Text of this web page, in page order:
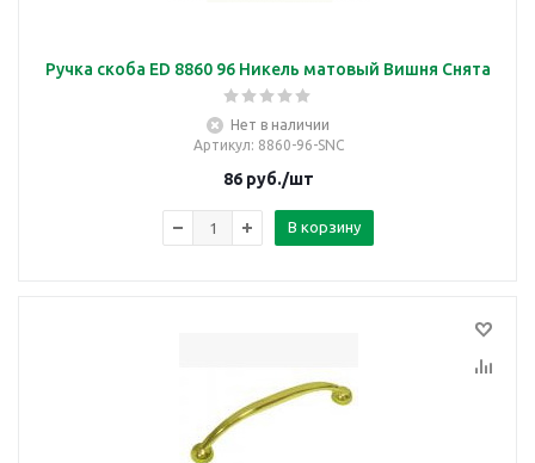
Ручка скоба ED 8860 96 Никель матовый Вишня Снята
Нет в наличии
Артикул: 8860-96-SNC
86руб./шт
В корзину